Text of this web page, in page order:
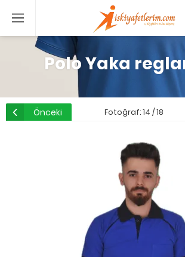
Polo Yaka
Önceki Fotoğraf: 14 / 18